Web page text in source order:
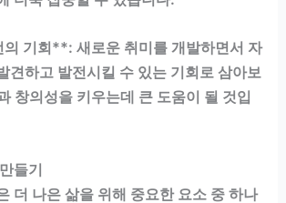
기회**: 새로운 취미를 개발하면서 자
견하고 발전시킬 수 있는 기회로 삼아보
창의성을 키우는데 큰 도움이 될 것입
들기
더 나은 삶을 위해 중요한 요소 중 하나